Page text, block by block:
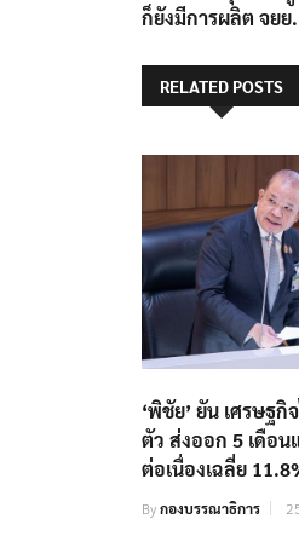
ก็ยังมีการผลิต จยย.
RELATED POSTS
‘พิชัย’ ยัน เศรษฐ
ตัว ส่งออก 5 เดือน
ต่อเนื่องเฉลี่ย
Byกองบรรณาธิการ